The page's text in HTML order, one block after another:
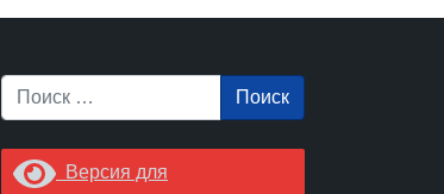
Поиск
Версия для